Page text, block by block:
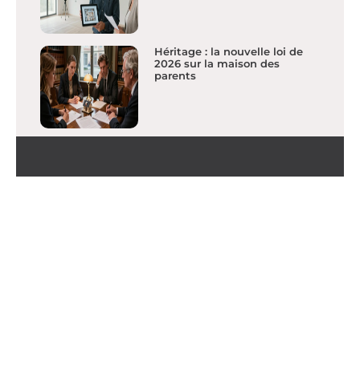
Héritage : la nouvelle loi de
2026 sur la maison des
parents